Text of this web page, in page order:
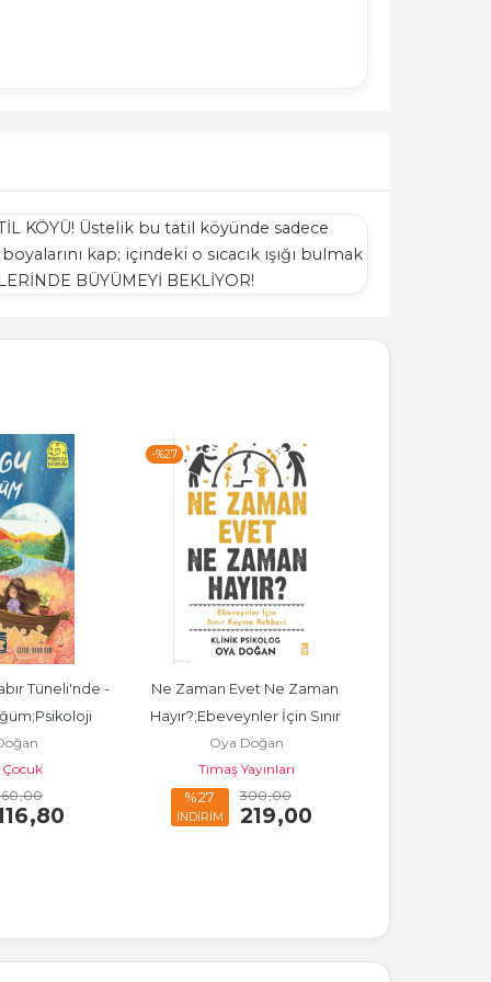
KÖYÜ! Üstelik bu tatil köyünde sadece
kap; içindeki o sıcacık ışığı bulmak
BÜYÜMEYİ BEKLİYOR!
Tüneli'nde -
,00
,80
-%27
Ne Zaman Evet Ne Zaman
Hayır?;Ebeveynler İçin Sınır
Koyma Rehberi
Oya Doğan
Timaş Yayınları
%27
İNDİRİM
300,00
219,00